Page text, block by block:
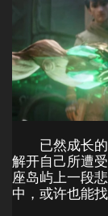
已然成长
解开自己所遭
座岛屿上一段
中，或许也能